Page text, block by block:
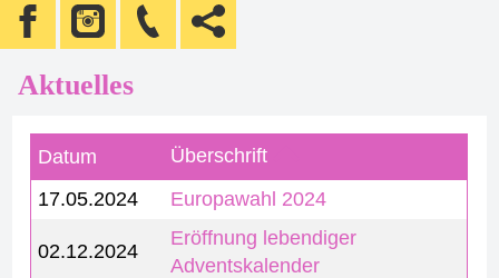
Aktuelles
Datum
Überschrift
17.05.2024
Europawahl 2024
02.12.2024
Eröffnung lebendiger
Adventskalender